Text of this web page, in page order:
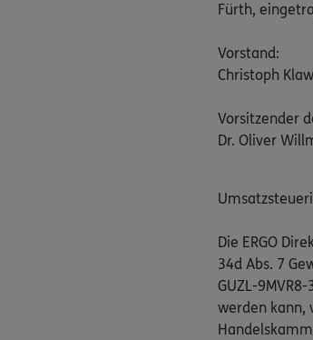
Fürth,
Vorstand:
Christoph
Vorsitzender
Dr. Oliver
Die ERGO
34d Abs. 7
GUZL-
werden kann,